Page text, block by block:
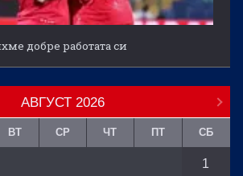
добре работата си
АВГУСТ 2026
ВТ СР ЧТ ПТ СБ
1